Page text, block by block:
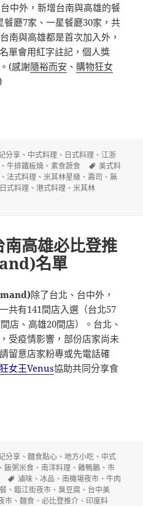
中外，新增台南與高雄的餐
廳7家、一星餐廳30家，共
南與高雄都是首次加入外，
單會用紅字註記，個人獎
(感謝隨裕而安 、 購物狂女
雄米其林星級名單
分享 、 中式料理 、 日式料理 、江浙
、牛排鐵板燒 、素食蔬食
標
籤
美式料
、 法式料理 、米其林星級 、壽司 、無
日式料理 、港式料理 、米其林
星級名單〉
高雄必比登推
名單
除了台北、台中外，
共有141間店入選（台北57
店、高雄20間店）。台北、
受疫情影響，部份店家尚未
留意店家粉專或先電話確
女王Venus協助共同分享食
高雄必比登推介(Bib Gourmand)
分享 、麵食點心 、地方小吃 、 中式
、飯粥米食 、南洋料理 、雞鴨鵝 、市
標
籤
滷味 、冰品 、南機場夜市 、牛肉
、 臨江街夜市 、 臭豆腐 、 台中美
市 、麵食 、必比登推介 、 印度料